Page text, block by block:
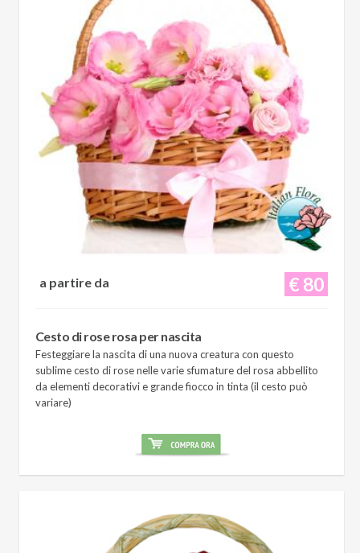
€ 80
a partire da
Cesto di rose rosa per nascita
Festeggiare la nascita di una nuova creatura con questo
sublime cesto di rose nelle varie sfumature del rosa abbellito
da elementi decorativi e grande fiocco in tinta (il cesto può
variare)